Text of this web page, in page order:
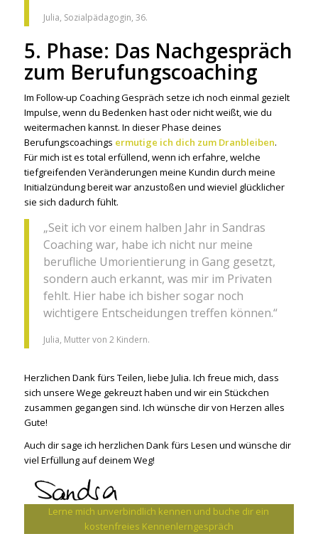
Julia, Sozialpädagogin, 36.
5. Phase: Das Nachgespräch
zum Berufungscoaching
Im Follow-up Coaching Gespräch setze ich noch einmal gezielt
Impulse, wenn du Bedenken hast oder nicht weißt, wie du
weitermachen kannst. In dieser Phase deines
Berufungscoachings ermutige ich dich zum Dranbleiben.
Für mich ist es total erfüllend, wenn ich erfahre, welche
tiefgreifenden Veränderungen meine Kundin durch meine
Initialzündung bereit war anzustoßen und wieviel glücklicher
sie sich dadurch fühlt.
„Seit ich vor einem halben Jahr in Sandras
Coaching war, habe ich nicht nur meine
berufliche Umorientierung in Gang gesetzt,
sondern auch erkannt, was mir im Privaten
fehlt. Hier habe ich bisher sogar noch
wichtigere Entscheidungen treffen können.“
Julia, Mutter von 2 Kindern.
Herzlichen Dank fürs Teilen, liebe Julia. Ich freue mich, dass
sich unsere Wege gekreuzt haben und wir ein Stückchen
zusammen gegangen sind. Ich wünsche dir von Herzen alles
Gute!
Auch dir sage ich herzlichen Dank fürs Lesen und wünsche dir
viel Erfüllung auf deinem Weg!
Lerne mich unverbindlich kennen und buche dir ein
kostenfreies Kennenlerngespräch